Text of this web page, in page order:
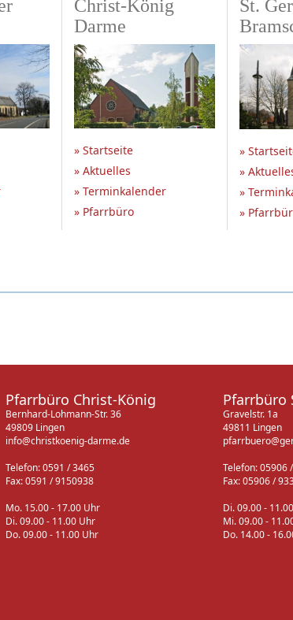
Christ-König
Darme
» Startseite
» Aktuelles
» Terminkalender
» Pfarrbüro
St.
»
»
»
»
Pfarrbüro Christ-König
Bernhard-Lohmann-Str. 36
49809 Lingen
info@christkoenig-darme.de
Telefon: 0591 / 3465
Fax: 0591 / 9150938
Mo. 15.00 - 17.00 Uhr
Di. 09.00 - 11.00 Uhr
Do. 09.00 - 11.00 Uhr
Pfarrbüro
Gravelstr. 1a
49811 Lingen
Telefon: 05906
Fax: 05906 /
Di. 09.00 -
Mi. 09.00 -
Do. 14.00 -